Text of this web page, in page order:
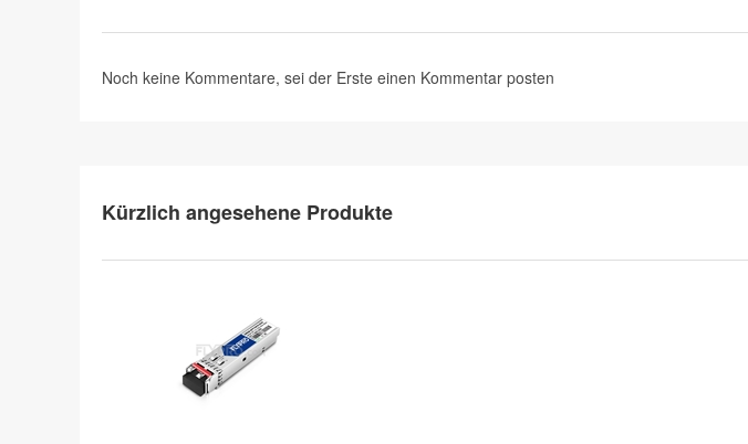
Noch keine Kommentare, sei der Erste einen Kommentar posten
Kürzlich angesehene Produkte